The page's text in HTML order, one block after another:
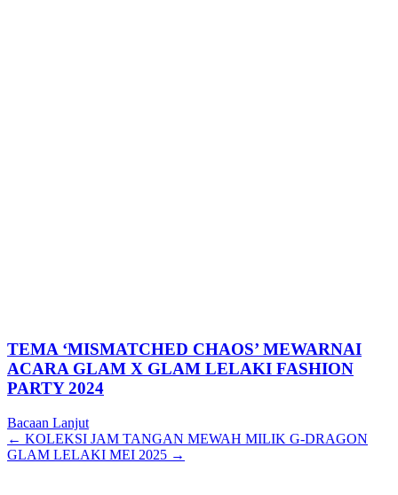
TEMA ‘MISMATCHED CHAOS’ MEWARNAI
ACARA GLAM X GLAM LELAKI FASHION
PARTY 2024
Bacaan Lanjut
Posts
navigation
← KOLEKSI JAM TANGAN MEWAH MILIK G-DRAGON
GLAM LELAKI MEI 2025 →